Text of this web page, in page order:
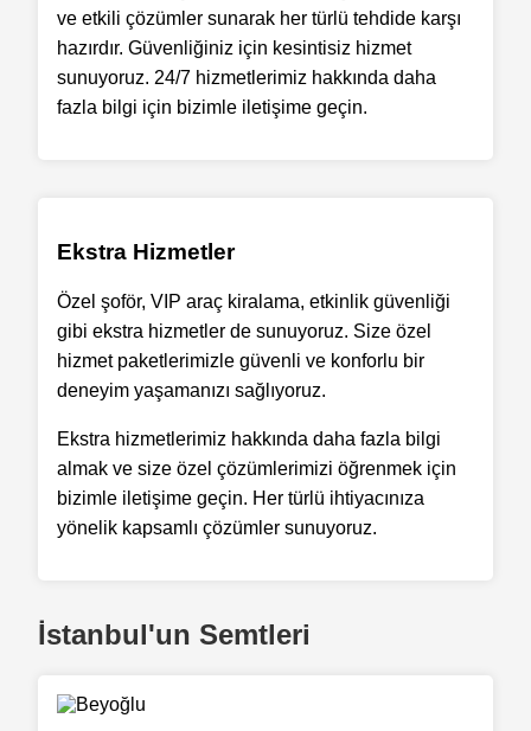
ve etkili çözümler sunarak her türlü tehdide karşı
hazırdır. Güvenliğiniz için kesintisiz hizmet
sunuyoruz. 24/7 hizmetlerimiz hakkında daha
fazla bilgi için bizimle iletişime geçin.
Ekstra Hizmetler
Özel şoför, VIP araç kiralama, etkinlik güvenliği
gibi ekstra hizmetler de sunuyoruz. Size özel
hizmet paketlerimizle güvenli ve konforlu bir
deneyim yaşamanızı sağlıyoruz.
Ekstra hizmetlerimiz hakkında daha fazla bilgi
almak ve size özel çözümlerimizi öğrenmek için
bizimle iletişime geçin. Her türlü ihtiyacınıza
yönelik kapsamlı çözümler sunuyoruz.
İstanbul'un Semtleri